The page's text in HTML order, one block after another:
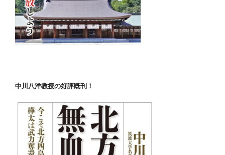
中川八洋教授の好評既刊！